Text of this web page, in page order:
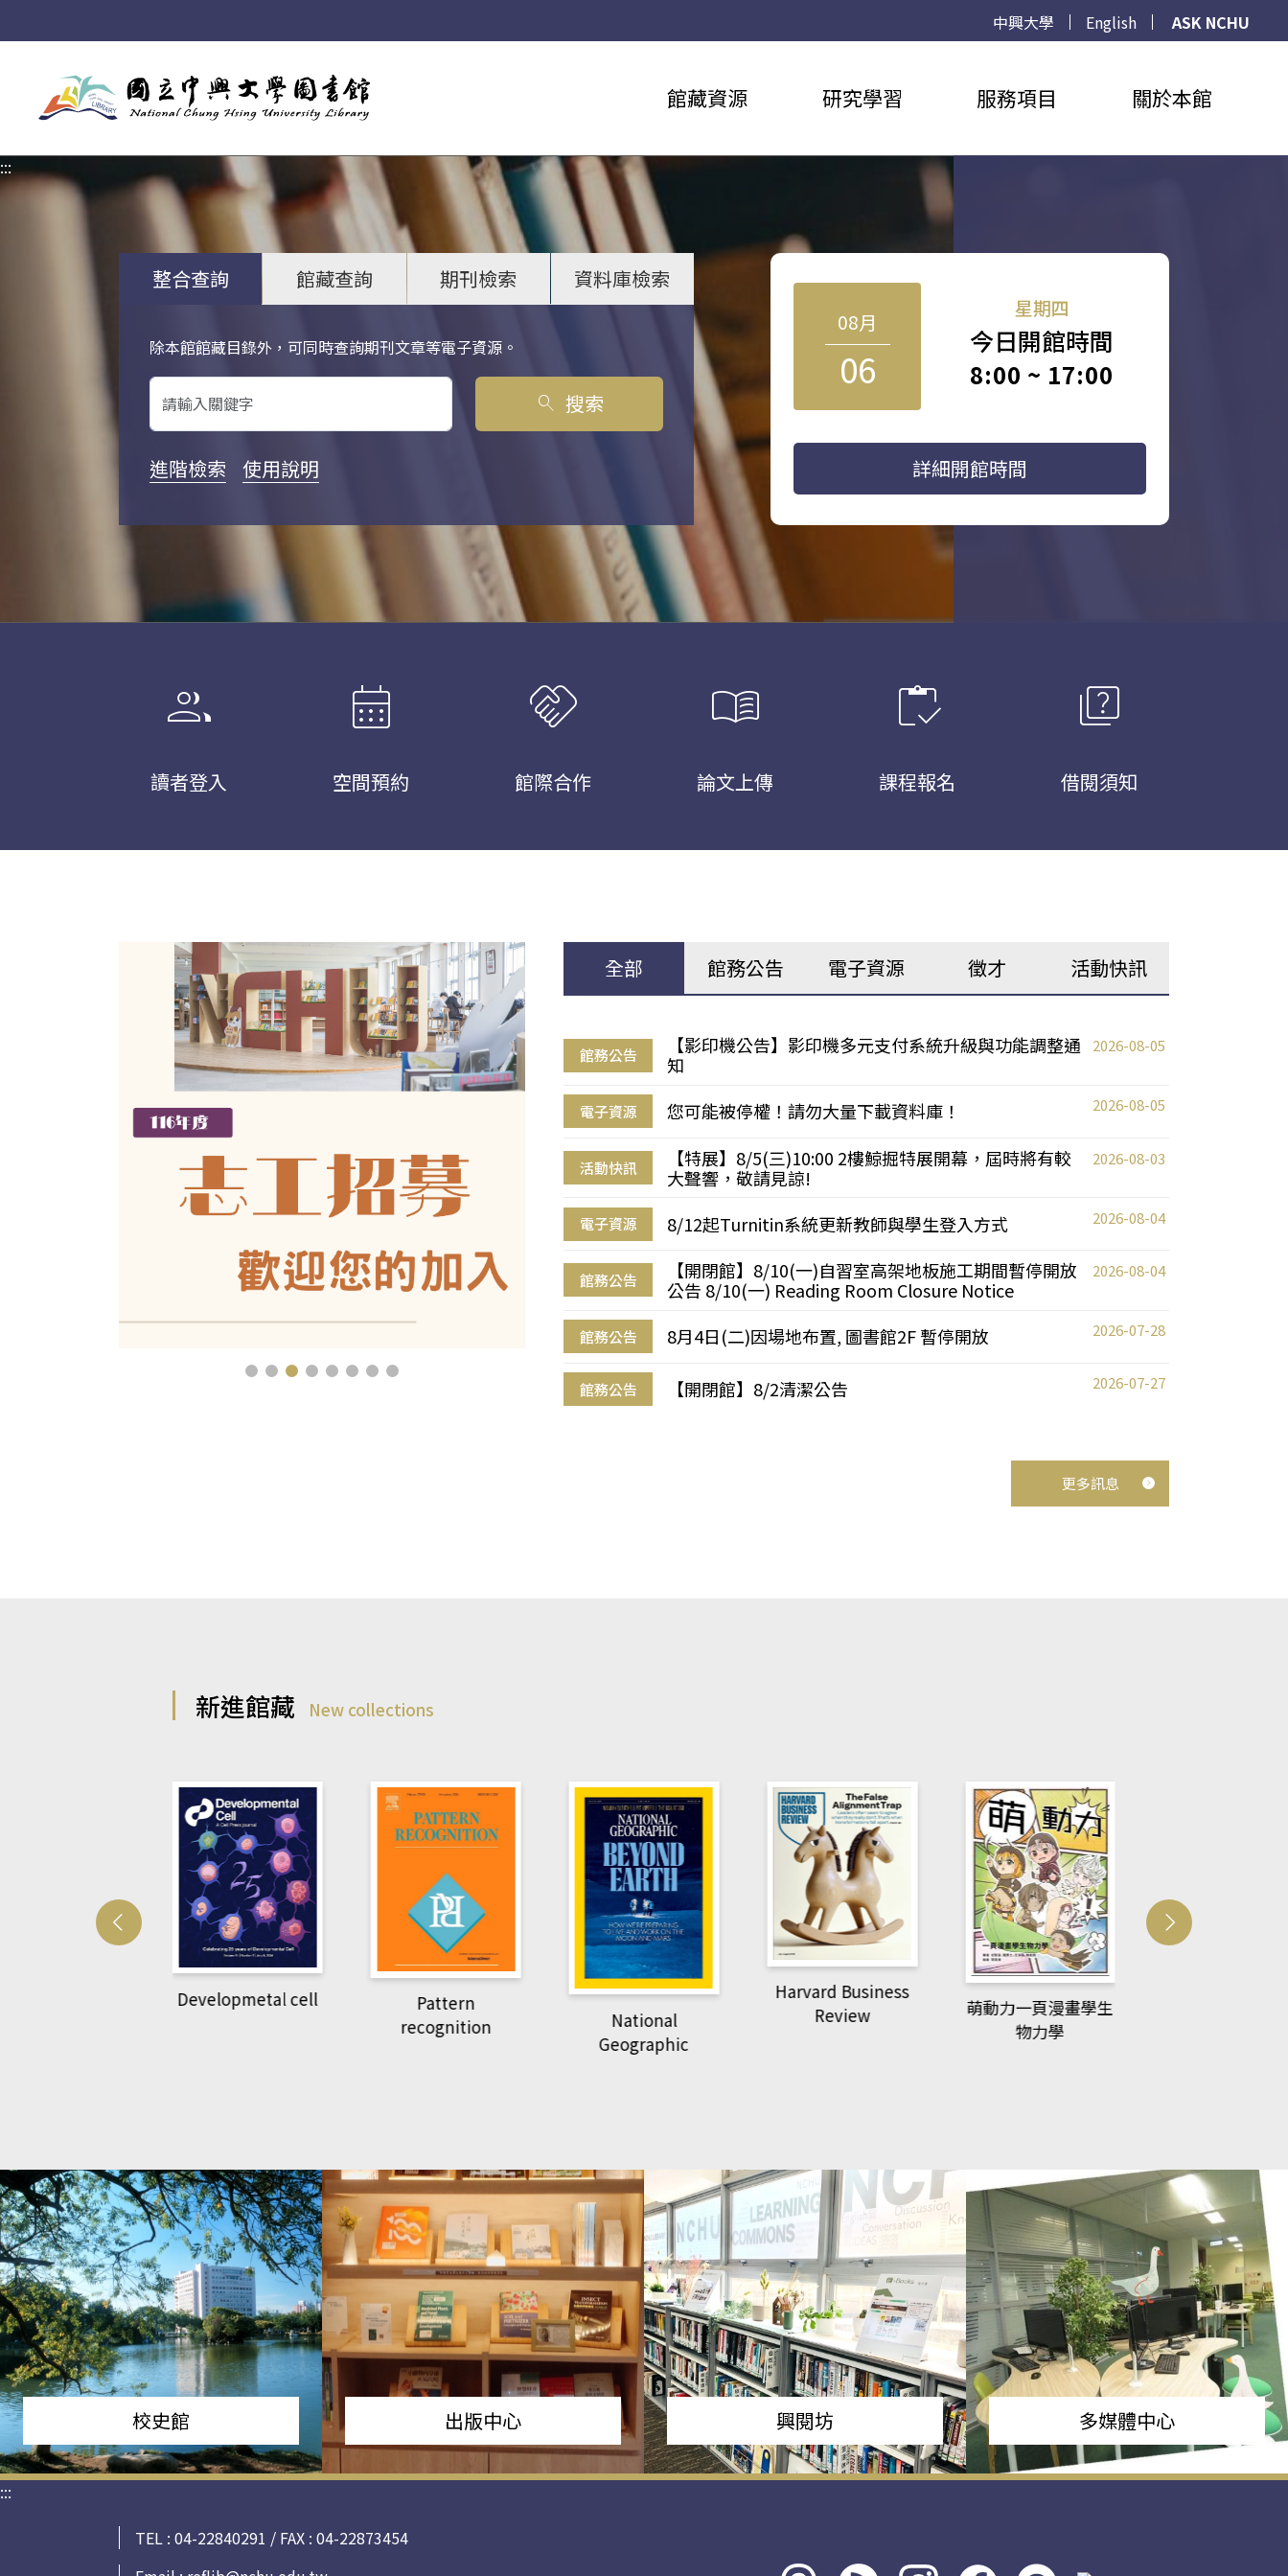
中興大學 English
ASK NCHU
館藏資源 研究學習 服務項目 關於本館
:::
整合查詢 館藏查詢 期刊檢索 資料庫檢索
除本館館藏目錄外，可同時查詢期刊文章等電子資源。
關鍵字搜尋
search 搜索
進階檢索 使用說明
08月
06
星期四
今日開館時間
8:00 ~ 17:00
詳細開館時間
group
讀者登入
calendar_month
空間預約
handshake
館際合作
menu_book
論文上傳
inventory
課程報名
quiz
借閱須知
全部 館務公告 電子資源 徵才 活動快訊
館務公告
【影印機公告】影印機多元支付系統升級與功能調整通
知
2026-08-05
電子資源 您可能被停權！請勿大量下載資料庫！ 2026-08-05
活動快訊
【特展】8/5(三)10:00 2樓鯨掘特展開幕，屆時將有較
大聲響，敬請見諒!
2026-08-03
電子資源 8/12起Turnitin系統更新教師與學生登入方式 2026-08-04
館務公告
【開閉館】8/10(一)自習室高架地板施工期間暫停開放
公告 8/10(一) Reading Room Closure Notice
2026-08-04
館務公告 8月4日(二)因場地布置, 圖書館2F 暫停開放 2026-07-28
館務公告 【開閉館】8/2清潔公告 2026-07-27
更多訊息
新進館藏 New collections
Developmetal cell
Pattern
recognition
National
Geographic
Harvard Business
Review
萌動力一頁漫畫學生
物力學
校史館 出版中心 興閱坊 多媒體中心
:::
TEL : 04-22840291 / FAX : 04-22873454